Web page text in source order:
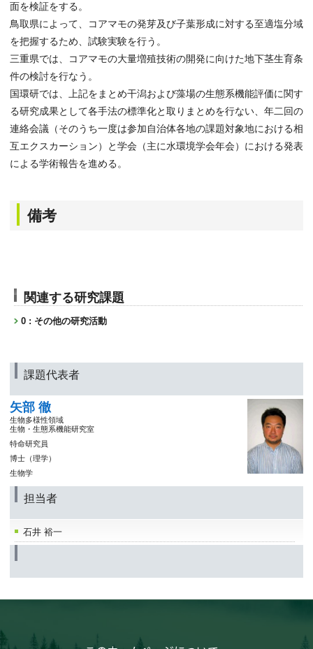
面を検証をする。
鳥取県によって、コアマモの発芽及び子葉形成に対する至適塩分域
を把握するため、試験実験を行う。
三重県では、コアマモの大量増殖技術の開発に向けた地下茎生育条
件の検討を行なう。
国環研では、上記をまとめ干潟および藻場の生態系機能評価に関す
る研究成果として各手法の標準化と取りまとめを行ない、年二回の
連絡会議（そのうち一度は参加自治体各地の課題対象地における相
互エクスカーション）と学会（主に水環境学会年会）における発表
による学術報告を進める。
備考
関連する研究課題
0 : その他の研究活動
課題代表者
矢部 徹
生物多様性領域
生物・生態系機能研究室
特命研究員
博士（理学）
生物学
担当者
石井 裕一